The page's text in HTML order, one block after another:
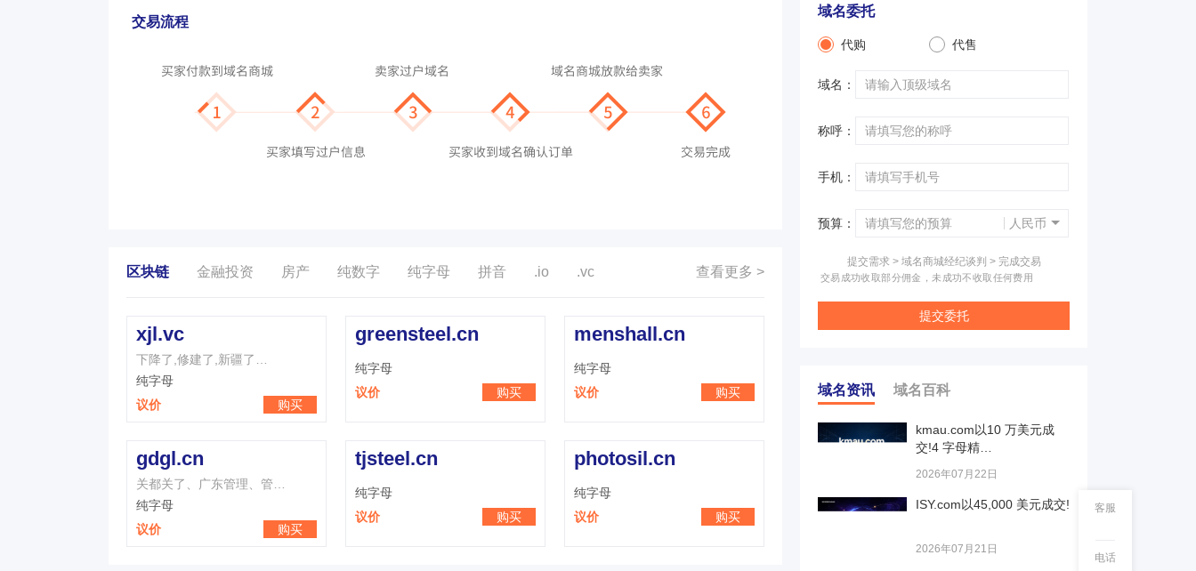
交易流程
区块链 金融投资 房产 纯数字 纯字母 拼音 .io .vc 查看更多 >
xjl.vc
下降了,修建了,新疆了…
纯字母
议价
购买
greensteel.cn
纯字母
议价
购买
menshall.cn
纯字母
议价
购买
gdgl.cn
关都关了、广东管理、管…
纯字母
议价
购买
tjsteel.cn
纯字母
议价
购买
photosil.cn
纯字母
议价
购买
域名委托
代购 代售
域名：
称呼：
手机：
预算： 人民币
提交需求 > 域名商城经纪谈判 > 完成交易
交易成功收取部分佣金，未成功不收取任何费用
提交委托
域名资讯 域名百科
kmau.com以10 万美元成
交!4 字母精…
2026年07月22日
ISY.com以45,000 美元成交!
2026年07月21日
客服
电话